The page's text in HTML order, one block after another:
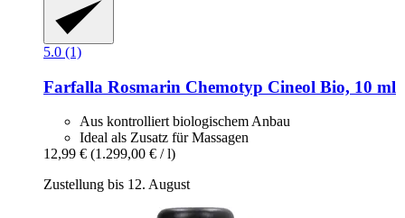
5.0 (1)
Farfalla Rosmarin Chemotyp Cineol Bio, 10 ml
Aus kontrolliert biologischem Anbau
Ideal als Zusatz für Massagen
12,99 € (1.299,00 € / l)
Zustellung bis 12. August